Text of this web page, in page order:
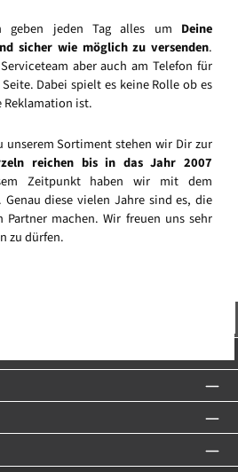
geben jeden Tag alles um Deine
sicher wie möglich zu versenden.
aber auch am Telefon für
Dabei spielt es keine Rolle ob es
Reklamation ist.
unserem Sortiment stehen wir Dir zur
reichen bis in das Jahr 2007
Zeitpunkt haben wir mit dem
diese vielen Jahre sind es, die
machen. Wir freuen uns sehr
zu dürfen.